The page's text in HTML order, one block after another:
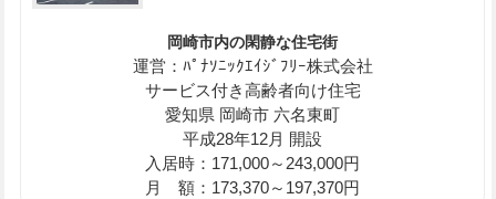
岡崎市内の閑静な住宅街
運営：ﾊﾟﾅｿﾆｯｸｴｲｼﾞﾌﾘｰ株式会社
サービス付き高齢者向け住宅
愛知県 岡崎市 六名東町
平成28年12月 開設
入居時：171,000～243,000円
月 額：173,370～197,370円